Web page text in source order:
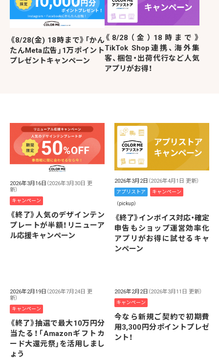
《8/28(金) 18時まで》「かん
たんMeta広告」1万ポイント
プレゼントキャンペーン
《8/28（金）18時まで》
TikTok Shop連携、海外集
客、梱包・出荷代行など人気
アプリがお得！
2026年3月16日 （2026年3月30日 更
新）
キャンペーン
《終了》人気のデザインテン
プレートが半額！リニューア
ル応援キャンペーン
2026年3月2日 （2026年4月1日 更新）
アプリストア キャンペーン
（pickup）
《終了》インボイス対応・確定
申告もショップ運営効率化
アプリがお得に試せるキャ
ンペーン
2026年2月19日 （2026年7月24日 更
新）
キャンペーン
《終了》抽選で最大10万円分
当たる！「Amazonギフトカ
ード大還元祭」を活用しまし
ょう
2026年2月2日 （2026年3月11日 更新）
キャンペーン
今なら新規ご契約で初期費
用3,300円分ポイントプレゼ
ント！